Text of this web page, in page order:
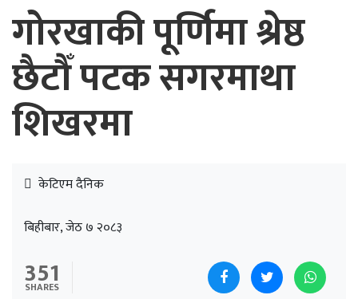
गोरखाकी पूर्णिमा श्रेष्ठ
छैटौँ पटक सगरमाथा
शिखरमा
केटिएम दैनिक
बिहीबार, जेठ ७ २०८३
351
SHARES